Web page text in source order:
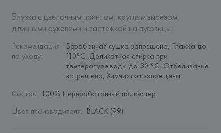
Блузка с цветочным принтом, круглым вырезом,
длинными рукавами и застежкой на пуговицы.
Рекомендация
по уходу:
Барабанная сушка запрещена, Глажка до
110°C, Деликатная стирка при
температуре воды до 30 °C, Отбеливание
запрещено, Химчистка запрещена
Состав: 100% Переработанный полиэстер
Цвет производителя: BLACK (99)